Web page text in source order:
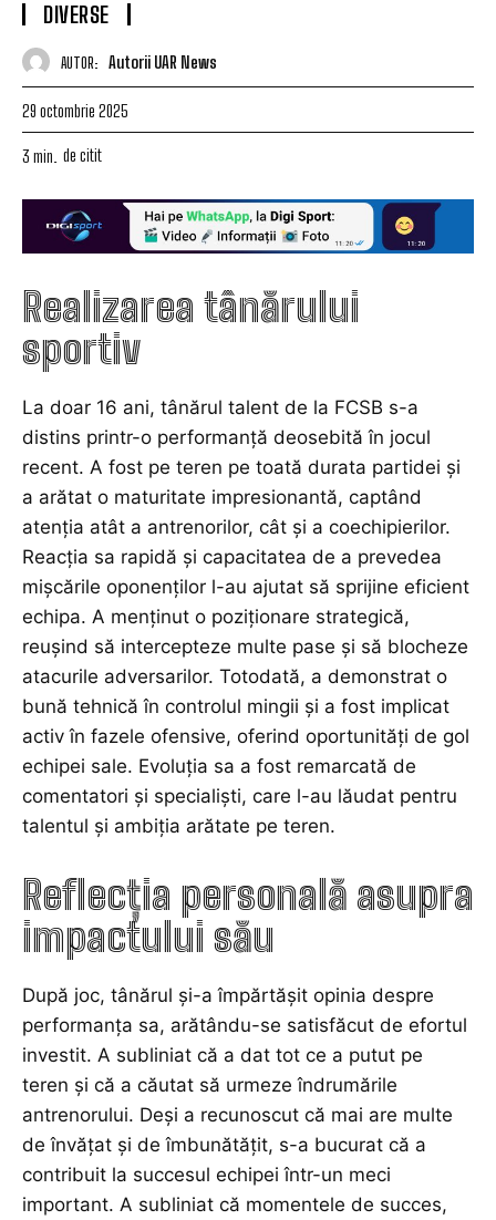
DIVERSE
AUTOR: Autorii UAR News
29 octombrie 2025
3 min. de citit
Realizarea tânărului
sportiv
La doar 16 ani, tânărul talent de la FCSB s-a
distins printr-o performanță deosebită în jocul
recent. A fost pe teren pe toată durata partidei și
a arătat o maturitate impresionantă, captând
atenția atât a antrenorilor, cât și a coechipierilor.
Reacția sa rapidă și capacitatea de a prevedea
mișcările oponenților l-au ajutat să sprijine eficient
echipa. A menținut o poziționare strategică,
reușind să intercepteze multe pase și să blocheze
atacurile adversarilor. Totodată, a demonstrat o
bună tehnică în controlul mingii și a fost implicat
activ în fazele ofensive, oferind oportunități de gol
echipei sale. Evoluția sa a fost remarcată de
comentatori și specialiști, care l-au lăudat pentru
talentul și ambiția arătate pe teren.
Reflecția personală asupra
impactului său
După joc, tânărul și-a împărtășit opinia despre
performanța sa, arătându-se satisfăcut de efortul
investit. A subliniat că a dat tot ce a putut pe
teren și că a căutat să urmeze îndrumările
antrenorului. Deși a recunoscut că mai are multe
de învățat și de îmbunătățit, s-a bucurat că a
contribuit la succesul echipei într-un meci
important. A subliniat că momentele de succes,